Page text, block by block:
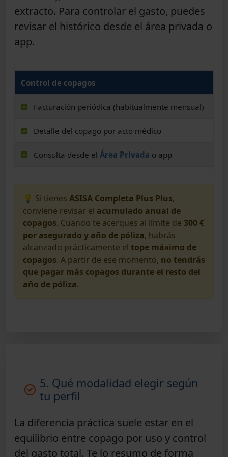
extracto. Para controlar el gasto, puedes
revisar el histórico desde el área privada o
app.
Control de copagos
Facturación periódica (habitualmente mensual)
Detalle del copago por acto médico
Consulta desde elÁrea Privada o app
💡 Si tienes ASISA Completa Plus Plus,
conviene revisar el acumulado anual de
copagos. Cuando te acerques al límite de 300 €
por asegurado y año de póliza, habrás
alcanzado prácticamente el tope máximo de
copagos. A partir de ese momento, no tendrás
que pagar más copagos durante el resto del
año de póliza.
5. Qué modalidad elegir según
tu perfil
La diferencia práctica suele estar en el
equilibrio entre copago por uso y control
del gasto total. Te lo resumo de forma